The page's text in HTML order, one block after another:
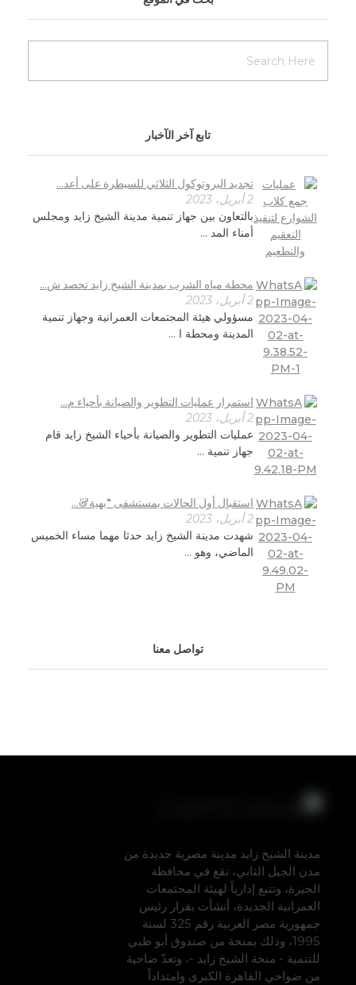
تابع آخر الآخبار
تجديد البروتوكول الثلاثي للسيطرة على أعد...
2 أبريل، 2023
بالتعاون بين جهاز تنمية مدينة الشيخ زايد ومجلس
أمناء المد ...
محطة مياه الشرب بمدينة الشيخ زايد تحصد ش...
2 أبريل، 2023
مسؤولي هيئة المجتمعات العمرانية وجهاز تنمية
المدينة ومحطة ا ...
استمرار عمليات التطوير والصيانة بأحياء م...
2 أبريل، 2023
عمليات التطوير والصيانة بأحياء الشيخ زايد قام
جهاز تنمية ...
استقبال أول الحالات بمستشفى “بهية&...
2 أبريل، 2023
شهدت مدينة الشيخ زايد حدثا مهما مساء الخميس
الماضي، وهو ...
تواصل معنا
مدينة الشيخ زايد مدينة مصرية جديدة من
مدن الجيل الثاني، تقع في محافظة
الجيزة، وتتبع إدارياً لهيئة المجتمعات
العمرانية الجديدة، أنشأت بقرار رئيس
جمهورية مصر العربية رقم 325 لسنة
1995، وذلك بمنحة من صندوق أبو ظبي
للتنمية - منحة الشيخ زايد -، وتعدّ ضاحية
من ضواحي القاهرة الكبرى وامتداداً